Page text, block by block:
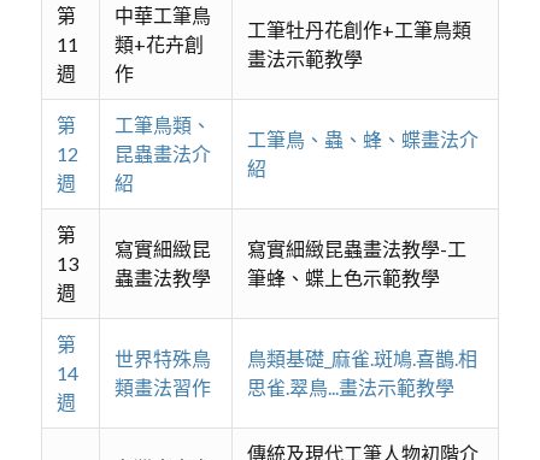
第
11
週
中華工筆鳥
類+花卉創
作
工筆牡丹花創作+工筆鳥類
畫法示範教學
第
12
週
工筆鳥類、
昆蟲畫法介
紹
工筆鳥、蟲、蜂、蝶畫法介
紹
第
13
週
寫實細緻昆
蟲畫法教學
寫實細緻昆蟲畫法教學-工
筆蜂、蝶上色示範教學
第
14
週
世界特殊鳥
類畫法習作
鳥類基礎_麻雀.斑鳩.喜鵲.相
思雀.翠鳥...畫法示範教學
傳統及現代工筆人物初階介